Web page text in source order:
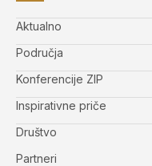
Aktualno
Područja
Konferencije ZIP
Inspirativne priče
Društvo
Partneri